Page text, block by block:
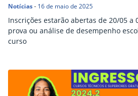
Notícias- 16 de maio de 2025
Inscrições estarão abertas de 20/05 a
prova ou análise de desempenho
curso